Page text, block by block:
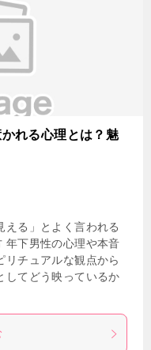
れる心理とは？魅
える」とよく言われる
年下男性の心理や本音
リチュアルな観点から
してどう映っているか